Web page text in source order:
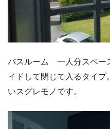
バスルーム 一人分スペー
イドして閉じて入るタイ
いスグレモノです。